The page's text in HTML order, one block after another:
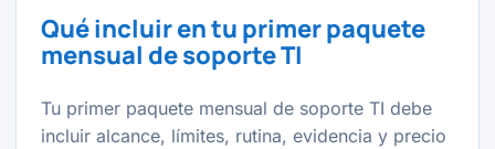
Qué incluir en tu primer paquete
mensual de soporte TI
Tu primer paquete mensual de soporte TI debe
incluir alcance, límites, rutina, evidencia y precio